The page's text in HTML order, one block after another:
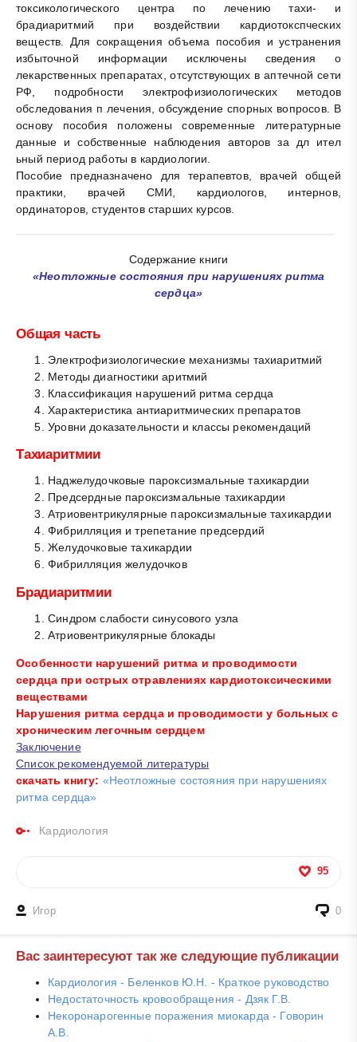
токсикологического центра по лечению тахи- и
брадиаритмий при воздействии кардиотокспческих
веществ. Для сокращения объема пособия и устранения
избыточной информации исключены сведения о
лекарственных препаратах, отсутствующих в аптечной сети
РФ, подробности электрофизиологических методов
обследования п лечения, обсуждение спорных вопросов. В
основу пособия положены современные литературные
данные и собственные наблюдения авторов за дл ител
ьный период работы в кардиологии.
Пособие предназначено для терапевтов, врачей общей
практики, врачей СМИ, кардиологов, интернов,
ординаторов, студентов старших курсов.
Содержание книги
«Неотложные состояния при нарушениях ритма
сердца»
Общая часть
Электрофизиологические механизмы тахиаритмий
Методы диагностики аритмий
Классификация нарушений ритма сердца
Характеристика антиаритмических препаратов
Уровни доказательности и классы рекомендаций
Тахиаритмии
Наджелудочковые пароксизмальные тахикардии
Предсердные пароксизмальные тахикардии
Атриовентрикулярные пароксизмальные тахикардии
Фибрилляция и трепетание предсердий
Желудочковые тахикардии
Фибрилляция желудочков
Брадиаритмии
Синдром слабости синусового узла
Атриовентрикулярные блокады
Особенности нарушений ритма и проводимости
сердца при острых отравлениях кардиотоксическими
веществами
Нарушения ритма сердца и проводимости у больных с
хроническим легочным сердцем
Заключение
Список рекомендуемой литературы
скачать книгу: «Неотложные состояния при нарушениях
ритма сердца»
Кардиология
95
Игор 0
Вас заинтересуют так же следующие публикации
Кардиология - Беленков Ю.Н. - Краткое руководство
Недостаточность кровообращения - Дзяк Г.В.
Некоронарогенные поражения миокарда - Говорин
А.В.